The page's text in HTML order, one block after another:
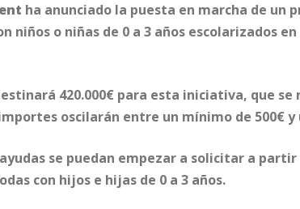
ha anunciado la puesta en marcha de un
niños o niñas de 0 a 3 años escolarizados
420.000€ para esta iniciativa, que
oscilarán entre un mínimo de 500€ y
se puedan empezar a solicitar a
con hijos e hijas de 0 a 3 años.